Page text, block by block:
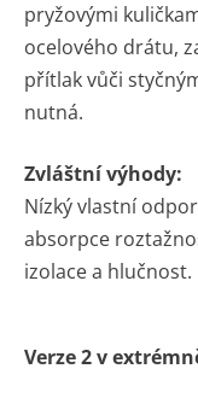
pryžovými
ocelového drátu,
přítlak vůči
nutná.
Zvláštní výhody:
Nízký vlastní
absorpce
izolace a hlučnost.
Verze 2 v